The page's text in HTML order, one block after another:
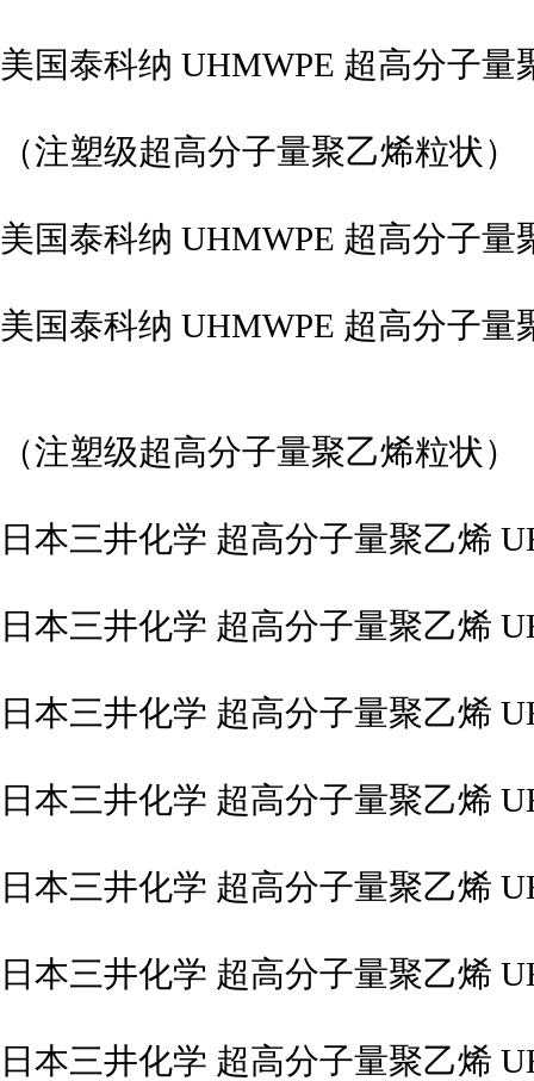
美国泰科纳 UHMWPE 超高分子量
（注塑级超高分子量聚乙烯粒状）
美国泰科纳 UHMWPE 超高分子量
美国泰科纳 UHMWPE 超高分子量
（注塑级超高分子量聚乙烯粒状）
日本三井化学 超高分子量聚乙烯
日本三井化学 超高分子量聚乙烯
日本三井化学 超高分子量聚乙烯
日本三井化学 超高分子量聚乙烯
日本三井化学 超高分子量聚乙烯
日本三井化学 超高分子量聚乙烯
日本三井化学 超高分子量聚乙烯